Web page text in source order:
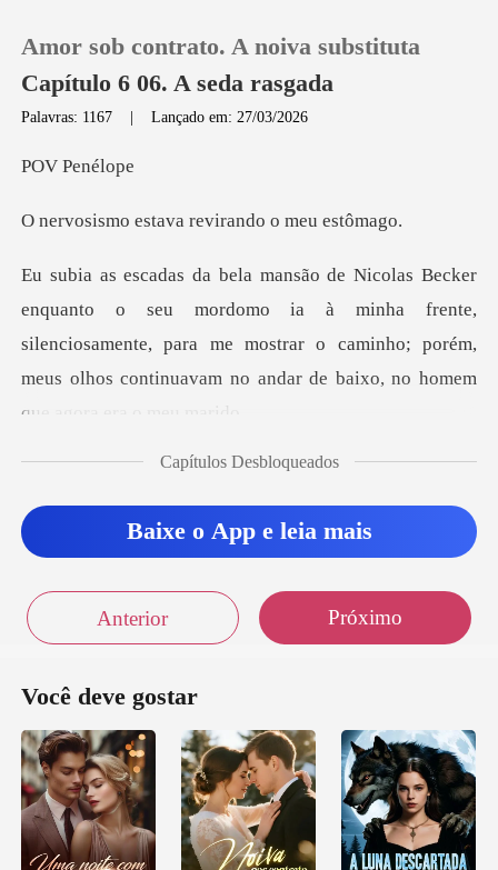
Loja
Amor sob contrato. A noiva substituta
Capítulo 6 06. A seda rasgada
Palavras: 1167 |Lançado em: 27/03/2026
Pené
tava revirando
o ia à minha frente,
silenciosamente, para me mostrar o caminho; porém,
me
urpresa por ele não q
Capítulos Desbloqueados
Baixe o App e leia mais
Anterior Próximo
Você deve gostar